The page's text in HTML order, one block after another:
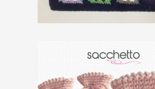
€39,00